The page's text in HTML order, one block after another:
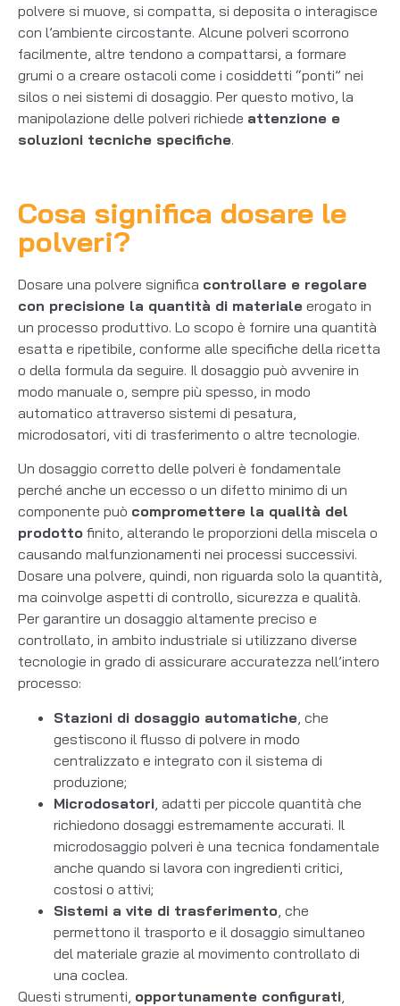
polvere si muove, si compatta, si deposita o interagisce
con l’ambiente circostante. Alcune polveri scorrono
facilmente, altre tendono a compattarsi, a formare
grumi o a creare ostacoli come i cosiddetti “ponti” nei
silos o nei sistemi di dosaggio. Per questo motivo, la
manipolazione delle polveri richiede attenzione e
soluzioni tecniche specifiche.
Cosa significa dosare le
polveri?
Dosare una polvere significa controllare e regolare
con precisione la quantità di materiale erogato in
un processo produttivo. Lo scopo è fornire una quantità
esatta e ripetibile, conforme alle specifiche della ricetta
o della formula da seguire. Il dosaggio può avvenire in
modo manuale o, sempre più spesso, in modo
automatico attraverso sistemi di pesatura,
microdosatori, viti di trasferimento o altre tecnologie.
Un dosaggio corretto delle polveri è fondamentale
perché anche un eccesso o un difetto minimo di un
componente può compromettere la qualità del
prodotto finito, alterando le proporzioni della miscela o
causando malfunzionamenti nei processi successivi.
Dosare una polvere, quindi, non riguarda solo la quantità,
ma coinvolge aspetti di controllo, sicurezza e qualità.
Per garantire un dosaggio altamente preciso e
controllato, in ambito industriale si utilizzano diverse
tecnologie in grado di assicurare accuratezza nell’intero
processo:
Stazioni di dosaggio automatiche , che
gestiscono il flusso di polvere in modo
centralizzato e integrato con il sistema di
produzione;
Microdosatori , adatti per piccole quantità che
richiedono dosaggi estremamente accurati. Il
microdosaggio polveri è una tecnica fondamentale
anche quando si lavora con ingredienti critici,
costosi o attivi;
Sistemi a vite di trasferimento , che
permettono il trasporto e il dosaggio simultaneo
del materiale grazie al movimento controllato di
una coclea.
Questi strumenti, opportunamente configurati